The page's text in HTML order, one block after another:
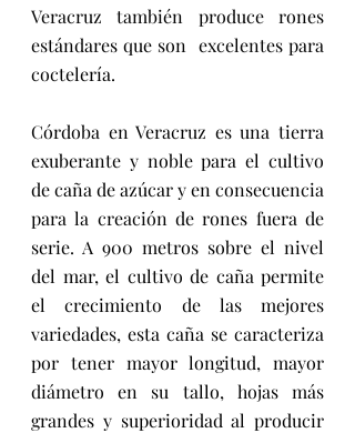
Veracruz también produce rones
estándares que son  excelentes para
coctelería.
Córdoba en Veracruz es una tierra
exuberante y noble para el cultivo
de caña de azúcar y en consecuencia
para la creación de rones fuera de
serie. A 900 metros sobre el nivel
del mar, el cultivo de caña permite
el crecimiento de las mejores
variedades, esta caña se caracteriza
por tener mayor longitud, mayor
diámetro en su tallo, hojas más
grandes y superioridad al producir